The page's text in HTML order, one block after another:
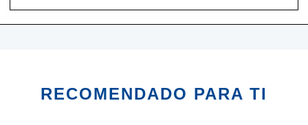
RECOMENDADO PARA TI